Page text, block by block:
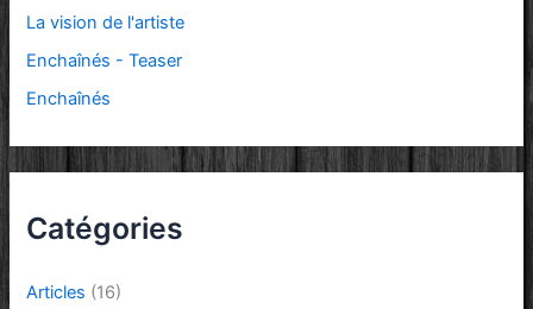
La vision de l'artiste
Enchaînés - Teaser
Enchaînés
Catégories
Articles (16)